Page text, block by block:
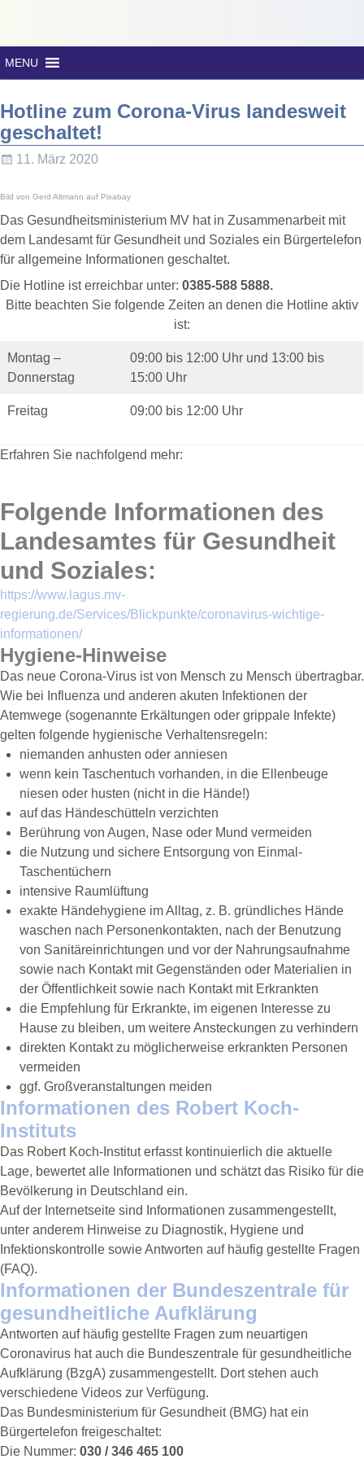
MENU
Hotline zum Corona-Virus landesweit
geschaltet!
11. März 2020
Bild von Gerd Altmann auf Pixabay
Das Gesundheitsministerium MV hat in Zusammenarbeit mit
dem Landesamt für Gesundheit und Soziales ein Bürgertelefon
für allgemeine Informationen geschaltet.
Die Hotline ist erreichbar unter: 0385-588 5888.
Bitte beachten Sie folgende Zeiten an denen die Hotline aktiv
ist:
Montag –
Donnerstag
09:00 bis 12:00 Uhr und 13:00 bis
15:00 Uhr
Freitag 09:00 bis 12:00 Uhr
Erfahren Sie nachfolgend mehr:
Folgende Informationen des
Landesamtes für Gesundheit
und Soziales:
https://www.lagus.mv-
regierung.de/Services/Blickpunkte/coronavirus-wichtige-
informationen/
Hygiene-Hinweise
Das neue Corona-Virus ist von Mensch zu Mensch übertragbar.
Wie bei Influenza und anderen akuten Infektionen der
Atemwege (sogenannte Erkältungen oder grippale Infekte)
gelten folgende hygienische Verhaltensregeln:
niemanden anhusten oder anniesen
wenn kein Taschentuch vorhanden, in die Ellenbeuge
niesen oder husten (nicht in die Hände!)
auf das Händeschütteln verzichten
Berührung von Augen, Nase oder Mund vermeiden
die Nutzung und sichere Entsorgung von Einmal-
Taschentüchern
intensive Raumlüftung
exakte Händehygiene im Alltag, z. B. gründliches Hände
waschen nach Personenkontakten, nach der Benutzung
von Sanitäreinrichtungen und vor der Nahrungsaufnahme
sowie nach Kontakt mit Gegenständen oder Materialien in
der Öffentlichkeit sowie nach Kontakt mit Erkrankten
die Empfehlung für Erkrankte, im eigenen Interesse zu
Hause zu bleiben, um weitere Ansteckungen zu verhindern
direkten Kontakt zu möglicherweise erkrankten Personen
vermeiden
ggf. Großveranstaltungen meiden
Informationen des Robert Koch-
Instituts
Das Robert Koch-Institut erfasst kontinuierlich die aktuelle
Lage, bewertet alle Informationen und schätzt das Risiko für die
Bevölkerung in Deutschland ein.
Auf der Internetseite sind Informationen zusammengestellt,
unter anderem Hinweise zu Diagnostik, Hygiene und
Infektionskontrolle sowie Antworten auf häufig gestellte Fragen
(FAQ).
Informationen der Bundeszentrale für
gesundheitliche Aufklärung
Antworten auf häufig gestellte Fragen zum neuartigen
Coronavirus hat auch die Bundeszentrale für gesundheitliche
Aufklärung (BzgA) zusammengestellt. Dort stehen auch
verschiedene Videos zur Verfügung.
Das Bundesministerium für Gesundheit (BMG) hat ein
Bürgertelefon freigeschaltet:
Die Nummer: 030 / 346 465 100